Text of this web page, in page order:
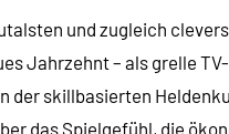
und zugleich
Jahrzehnt – als grelle
der skillbasierten
das Spielgefühl, die